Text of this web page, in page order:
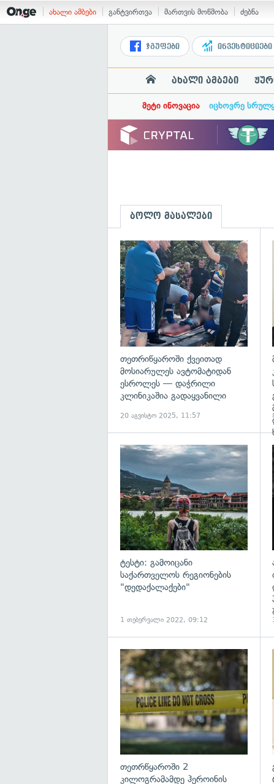
ახალი ამბები განტვირთვა მართვის მოწმობა ძებნა
ჯგუფები ინვესტიციები
ახალი ამბები
მეტი ინოვაცია იცხოვრე
ბოლო მასალები
თეთრიწყაროში ქვეითად
მოსიარულეს ავტომატიდან
ესროლეს — დაჭრილი
კლინიკაშია გადაყვანილი
20 აგვისტო 2025, 11:57
ტესტი: გამოიცანი
საქართველოს რეგიონების
"დედაქალაქები"
1 თებერვალი 2022, 09:12
თეთრწყაროში 2
კილოგრამამდე ჰეროინის